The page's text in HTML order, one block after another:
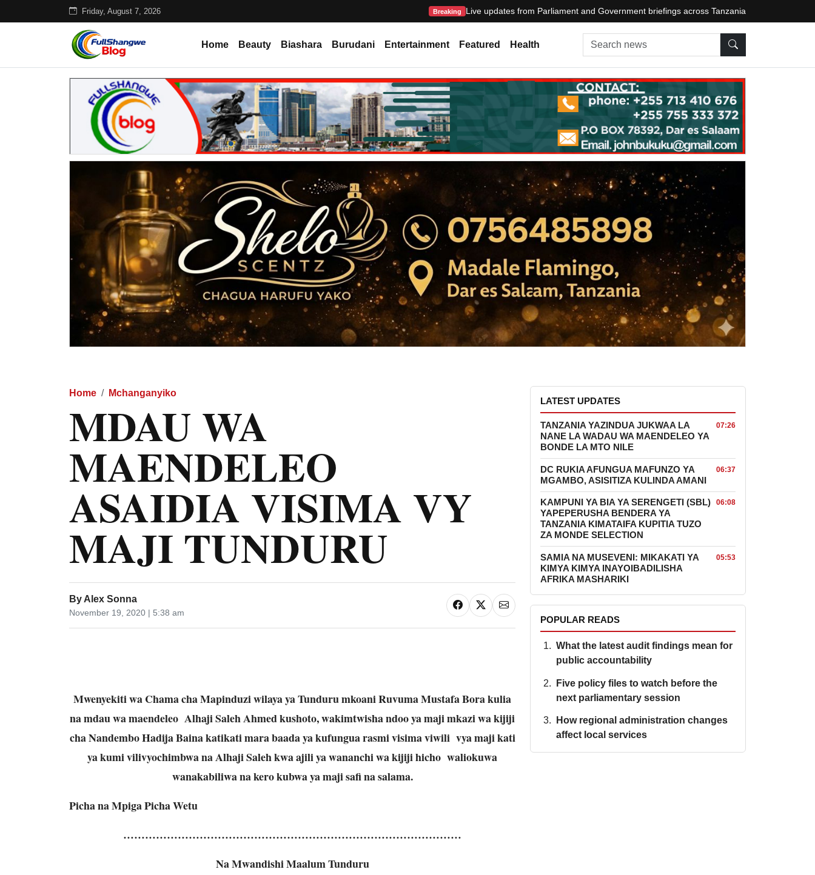
Friday, August 7, 2026 Breaking Live updates from Parliament and Government briefings across Tanzania
Home Beauty Biashara Burudani Entertainment Featured Health Search news
Home Mchanganyiko
MDAU WA
MAENDELEO
ASAIDIA VISIMA VY
MAJI TUNDURU
By Alex Sonna
November 19, 2020 | 5:38 am
Mwenyekiti wa Chama cha Mapinduzi wilaya ya Tunduru mkoani Ruvuma Mustafa Bora kulia
na mdau wa maendeleo Alhaji Saleh Ahmed kushoto, wakimtwisha ndoo ya maji mkazi wa kijiji
cha Nandembo Hadija Baina katikati mara baada ya kufungua rasmi visima viwili vya maji kati
ya kumi vilivyochimbwa na Alhaji Saleh kwa ajili ya wananchi wa kijiji hicho waliokuwa
wanakabiliwa na kero kubwa ya maji safi na salama.
Picha na Mpiga Picha Wetu
…………………………………………………………………………………
Na Mwandishi Maalum Tunduru
LATEST UPDATES
TANZANIA YAZINDUA JUKWAA LA
NANE LA WADAU WA MAENDELEO YA
BONDE LA MTO NILE
07:26
DC RUKIA AFUNGUA MAFUNZO YA
MGAMBO, ASISITIZA KULINDA AMANI
06:37
KAMPUNI YA BIA YA SERENGETI (SBL)
YAPEPERUSHA BENDERA YA
TANZANIA KIMATAIFA KUPITIA TUZO
ZA MONDE SELECTION
06:08
SAMIA NA MUSEVENI: MIKAKATI YA
KIMYA KIMYA INAYOIBADILISHA
AFRIKA MASHARIKI
05:53
POPULAR READS
What the latest audit findings mean for
public accountability
Five policy files to watch before the
next parliamentary session
How regional administration changes
affect local services